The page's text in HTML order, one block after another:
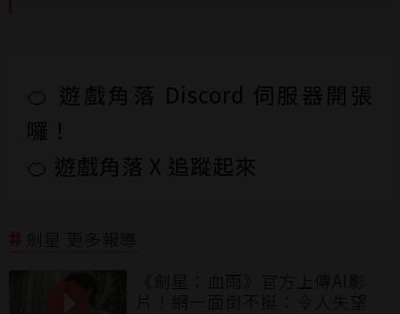
🍊 遊戲角落 Discord 伺服器開張
囉！
🍊 遊戲角落 X 追蹤起來
劍星 更多報導
《劍星：血雨》官方上傳AI影
片！網一面倒不挺：令人失望